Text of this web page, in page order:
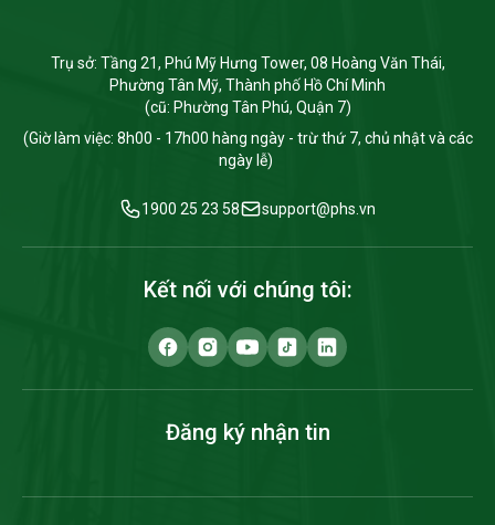
Trụ sở: Tầng 21, Phú Mỹ Hưng Tower, 08 Hoàng Văn Thái,
Phường Tân Mỹ, Thành phố Hồ Chí Minh
(cũ: Phường Tân Phú, Quận 7)
(Giờ làm việc: 8h00 - 17h00 hàng ngày - trừ thứ 7, chủ nhật và các
ngày lễ)
1900 25 23 58 support@phs.vn
Kết nối với chúng tôi:
Đăng ký nhận tin